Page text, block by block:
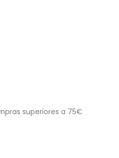
superiores a 75€